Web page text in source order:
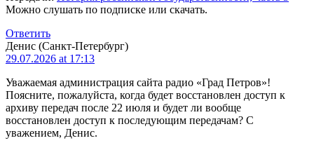
Можно слушать по подписке или скачать.
Ответить
Денис (Санкт-Петербург)
29.07.2026 at 17:13
Уважаемая администрация сайта радио «Град Петров»!
Поясните, пожалуйста, когда будет восстановлен доступ к
архиву передач после 22 июля и будет ли вообще
восстановлен доступ к последующим передачам? С
уважением, Денис.